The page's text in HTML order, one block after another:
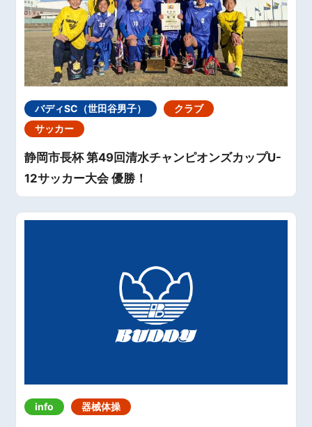
バディSC（世田谷男子）
クラブ
サッカー
静岡市長杯 第49回清水チャンピオンズカップU-
12サッカー大会 優勝！
info 器械体操